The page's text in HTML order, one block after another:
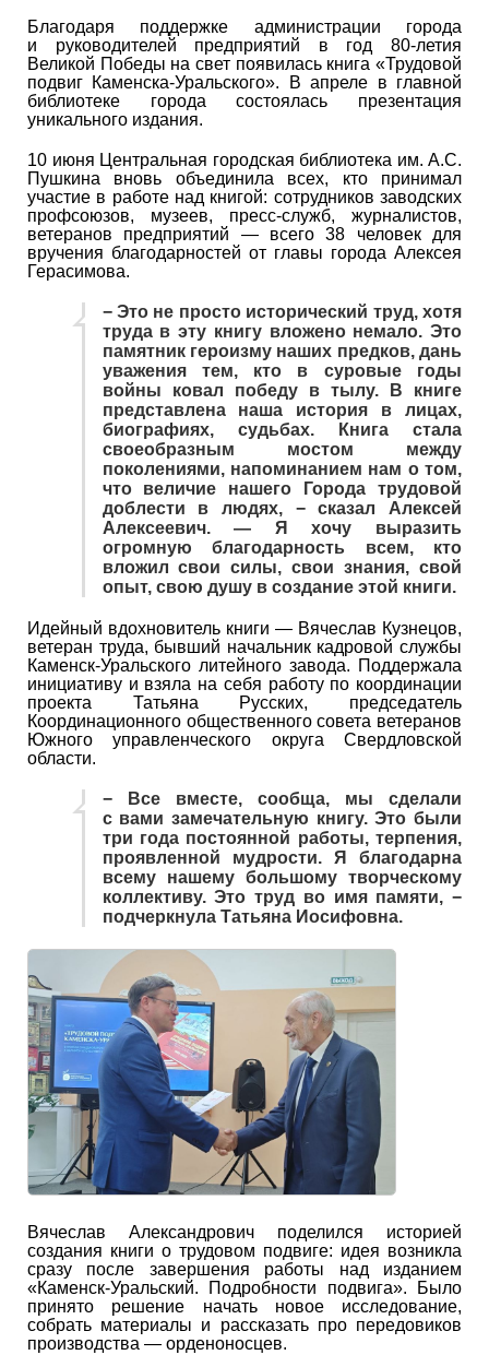
Благодаря поддержке администрации города
и руководителей предприятий в год 80-летия
Великой Победы на свет появилась книга «Трудовой
подвиг Каменска-Уральского». В апреле в главной
библиотеке города состоялась презентация
уникального издания.
10 июня Центральная городская библиотека им. А.С.
Пушкина вновь объединила всех, кто принимал
участие в работе над книгой: сотрудников заводских
профсоюзов, музеев, пресс-служб, журналистов,
ветеранов предприятий — всего 38 человек для
вручения благодарностей от главы города Алексея
Герасимова.
− Это не просто исторический труд, хотя
труда в эту книгу вложено немало. Это
памятник героизму наших предков, дань
уважения тем, кто в суровые годы
войны ковал победу в тылу. В книге
представлена наша история в лицах,
биографиях, судьбах. Книга стала
своеобразным мостом между
поколениями, напоминанием нам о том,
что величие нашего Города трудовой
доблести в людях, − сказал Алексей
Алексеевич. — Я хочу выразить
огромную благодарность всем, кто
вложил свои силы, свои знания, свой
опыт, свою душу в создание этой книги.
Идейный вдохновитель книги — Вячеслав Кузнецов,
ветеран труда, бывший начальник кадровой службы
Каменск-Уральского литейного завода. Поддержала
инициативу и взяла на себя работу по координации
проекта Татьяна Русских, председатель
Координационного общественного совета ветеранов
Южного управленческого округа Свердловской
области.
− Все вместе, сообща, мы сделали
с вами замечательную книгу. Это были
три года постоянной работы, терпения,
проявленной мудрости. Я благодарна
всему нашему большому творческому
коллективу. Это труд во имя памяти, −
подчеркнула Татьяна Иосифовна.
Вячеслав Александрович поделился историей
создания книги о трудовом подвиге: идея возникла
сразу после завершения работы над изданием
«Каменск-Уральский. Подробности подвига». Было
принято решение начать новое исследование,
собрать материалы и рассказать про передовиков
производства — орденоносцев.